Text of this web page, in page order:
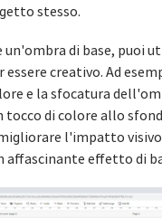
stesso.
un'ombra di base, puoi
creativo. Ad
e la sfocatura
tocco di colore allo
l'impatto
affascinante effetto di